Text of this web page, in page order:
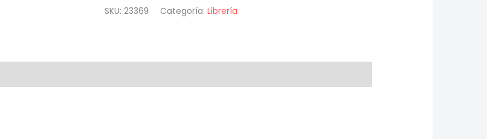
kenko
SKU: 23369 Categoría: Librería